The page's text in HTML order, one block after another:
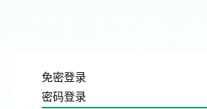
免密登录
密码登录